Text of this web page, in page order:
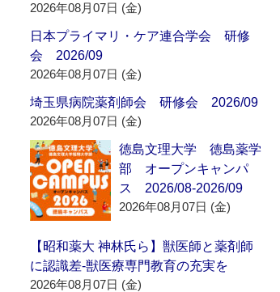
2026年08月07日 (金)
日本プライマリ・ケア連合学会 研修
会 2026/09
2026年08月07日 (金)
埼玉県病院薬剤師会 研修会 2026/09
2026年08月07日 (金)
徳島文理大学 徳島薬学
部 オープンキャンパ
ス 2026/08-2026/09
2026年08月07日 (金)
【昭和薬大 神林氏ら】獣医師と薬剤師
に認識差‐獣医療専門教育の充実を
2026年08月07日 (金)